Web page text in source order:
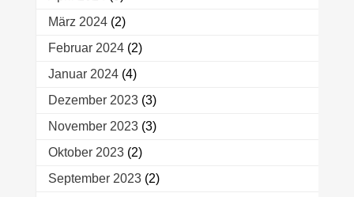
März 2024(2)
Februar 2024(2)
Januar 2024(4)
Dezember 2023(3)
November 2023(3)
Oktober 2023(2)
September 2023(2)